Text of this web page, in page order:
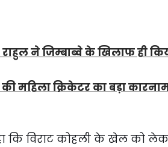
ने जिम्बाब्वे के खिलाफ ही
की महिला क्रिकेटर का बड़ा
कि विराट कोहली के खेल को